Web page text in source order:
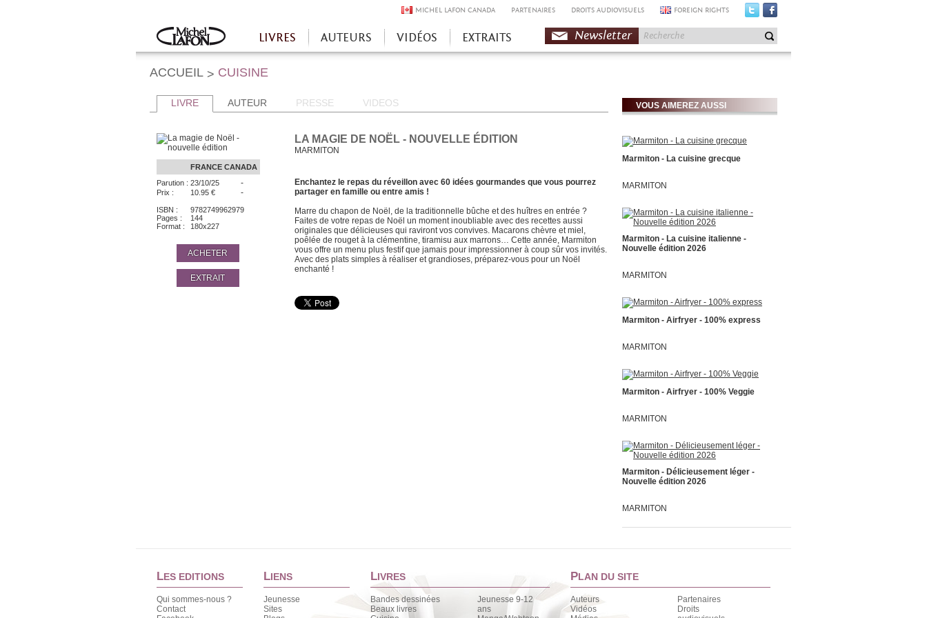
MICHEL LAFON CANADA PARTENAIRES DROITS AUDIOVISUELS FOREIGN RIGHTS
Accueil
LIVRES AUTEURS VIDÉOS EXTRAITS Newsletter
ACCUEIL > CUISINE
LIVRE AUTEUR PRESSE VIDEOS
FRANCE CANADA
Parution : 23/10/25 -
Prix : 10.95 € -
ISBN :
9782749962979
Pages :
144
Format :
180x227
ACHETER
EXTRAIT
LA MAGIE DE NOËL - NOUVELLE ÉDITION
MARMITON
Enchantez le repas du réveillon avec 60 idées gourmandes que vous pourrez
partager en famille ou entre amis !
Marre du chapon de Noël, de la traditionnelle bûche et des huîtres en entrée ?
Faites de votre repas de Noël un moment inoubliable avec des recettes aussi
originales que délicieuses qui raviront vos convives. Macarons chèvre et miel,
poêlée de rouget à la clémentine, tiramisu aux marrons… Cette année, Marmiton
vous offre un menu plus festif que jamais pour impressionner à coup sûr vos invités.
Avec des plats simples à réaliser et grandioses, préparez-vous pour un Noël
enchanté !
VOUS AIMEREZ AUSSI
Marmiton - La cuisine grecque
MARMITON
Marmiton - La cuisine italienne -
Nouvelle édition 2026
MARMITON
Marmiton - Airfryer - 100% express
MARMITON
Marmiton - Airfryer - 100% Veggie
MARMITON
Marmiton - Délicieusement léger -
Nouvelle édition 2026
MARMITON
LES EDITIONS
Qui sommes-nous ?
Contact
LIENS
Jeunesse
Sites
LIVRES
Bandes dessinées
Beaux livres
Jeunesse 9-12
ans
PLAN DU SITE
Auteurs
Vidéos
Partenaires
Droits